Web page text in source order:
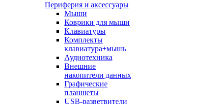
Периферия и аксессуары
Мыши
Коврики для мыши
Клавиатуры
Комплекты
клавиатура+мышь
Аудиотехника
Внешние
накопители данных
Графические
планшеты
USB-разветвители